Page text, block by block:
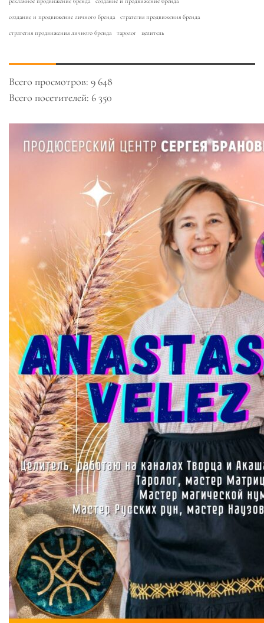
создание и продвижение личного бренда стратегия продвижения бренда
стратегия продвижения личного бренда таролог целитель
Всего просмотров: 9 648
Всего посетителей: 6 350